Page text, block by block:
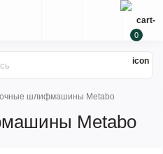
0
шлифмашины Metabo
Metabo